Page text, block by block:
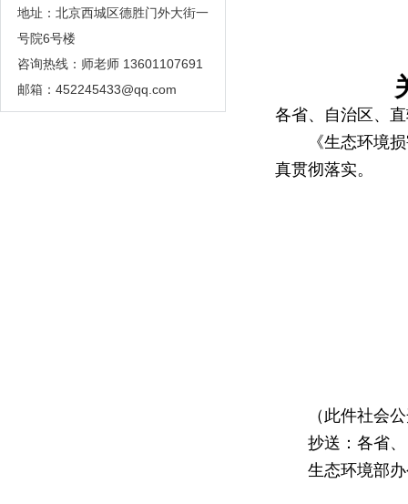
地址：北京西城区德胜门外大街一
号院6号楼
咨询热线：师老师 13601107691
邮箱： 452245433@qq.com
各省、自治区、
《生态环境损
真贯彻落实。
（此件社会公
抄送：各省、
生态环境部办